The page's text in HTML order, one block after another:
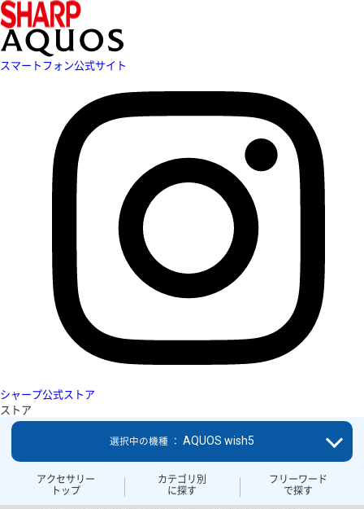
スマートフォン公式サイト
シャープ公式ストア
ストア
アクセサリー
トップ
カテゴリ別
に探す
フリーワード
で探す
選択中の機種 ： AQUOS wish5